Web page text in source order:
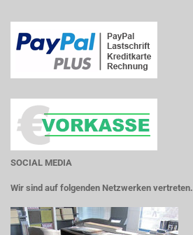
SOCIAL MEDIA
Wir sind auf folgenden Netzwerken vertreten.